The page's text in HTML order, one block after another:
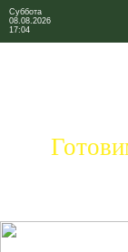
Суббота
08.08.2026
17:04